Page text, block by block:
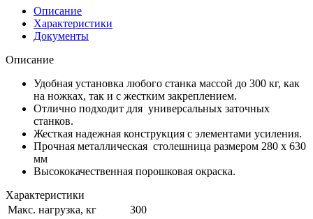
Описание
Характеристики
Документы
Описание
Удобная установка любого станка массой до 300 кг, как
на ножках, так и с жестким закреплением.
Отлично подходит для универсальных заточных
станков.
Жесткая надежная конструкция с элементами усиления.
Прочная металлическая столешница размером 280 х 630
мм
Высококачественная порошковая окраска.
Характеристики
Макс. нагрузка, кг
300